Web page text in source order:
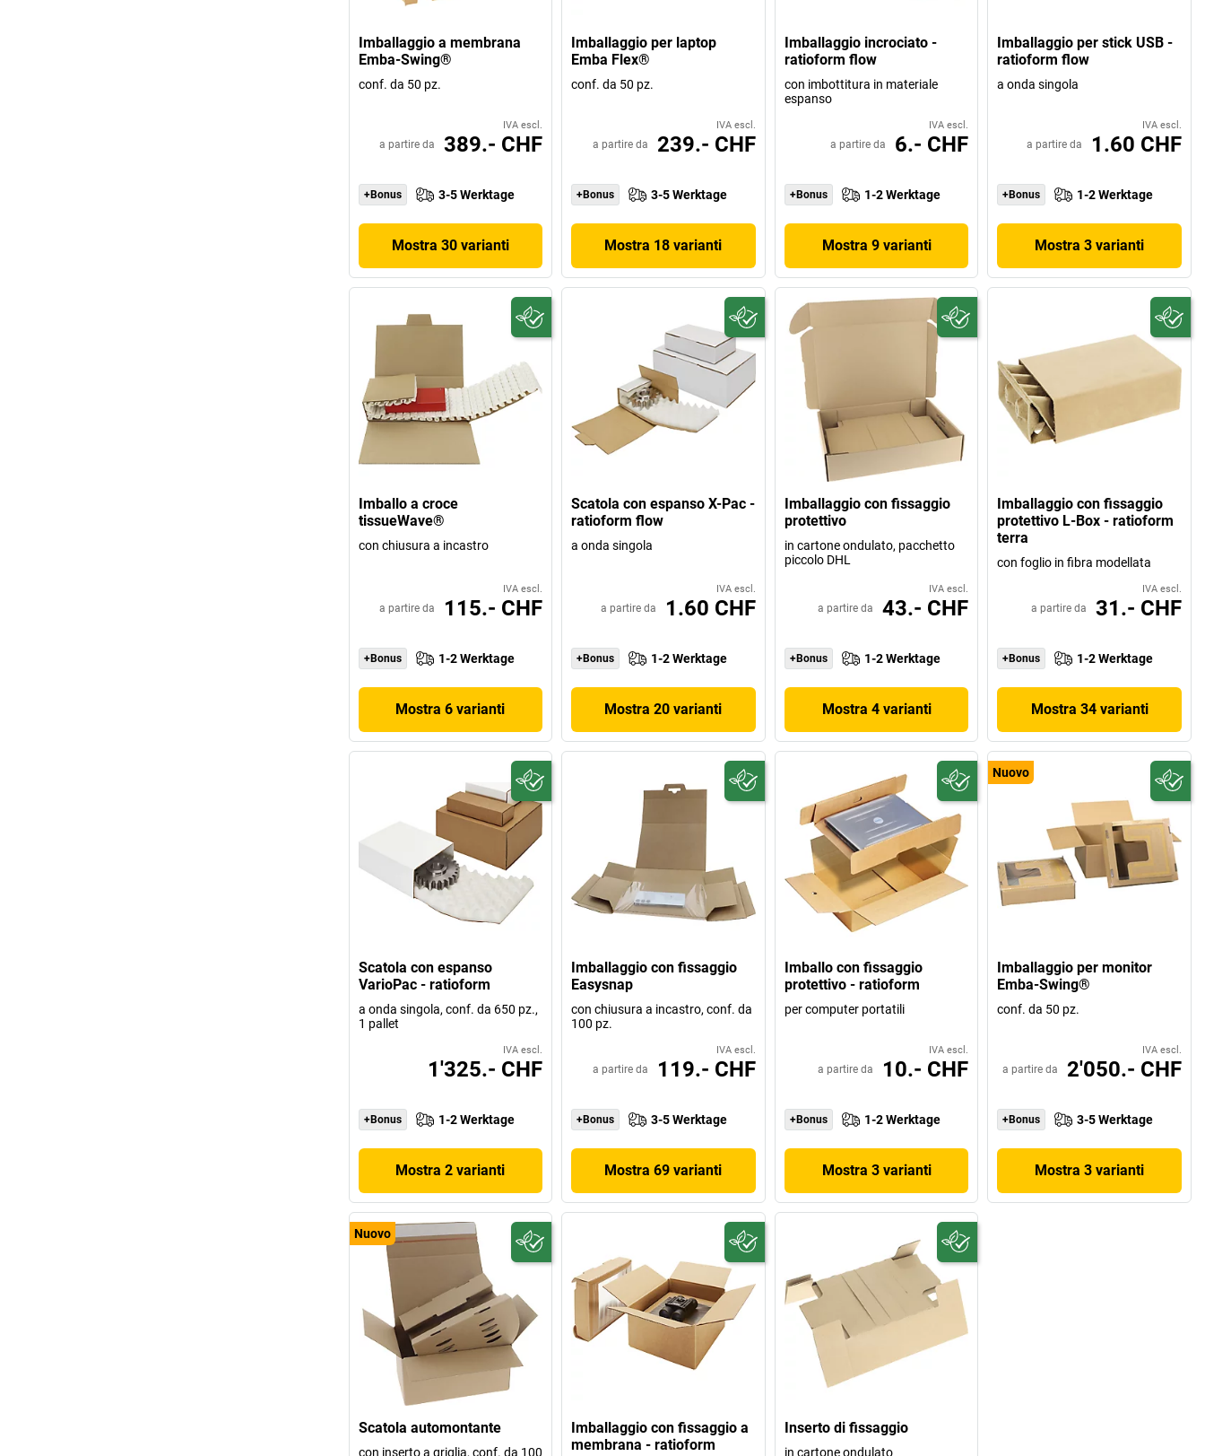
Imballaggio a membrana
Emba-Swing®
conf. da 50 pz.
IVA escl.
a partire da 389.- CHF
+Bonus 3-5 Werktage
Mostra 30 varianti
Imballaggio per laptop
Emba Flex®
conf. da 50 pz.
IVA escl.
a partire da 239.- CHF
+Bonus 3-5 Werktage
Mostra 18 varianti
Imballaggio incrociato -
ratioform flow
con imbottitura in materiale
espanso
IVA escl.
a partire da 6.- CHF
+Bonus 1-2 Werktage
Mostra 9 varianti
Imballaggio per stick USB -
ratioform flow
a onda singola
IVA escl.
a partire da 1.60 CHF
+Bonus 1-2 Werktage
Mostra 3 varianti
Imballo a croce
tissueWave®
con chiusura a incastro
IVA escl.
a partire da 115.- CHF
+Bonus 1-2 Werktage
Mostra 6 varianti
Scatola con espanso X-Pac -
ratioform flow
a onda singola
IVA escl.
a partire da 1.60 CHF
+Bonus 1-2 Werktage
Mostra 20 varianti
Imballaggio con fissaggio
protettivo
in cartone ondulato, pacchetto
piccolo DHL
IVA escl.
a partire da 43.- CHF
+Bonus 1-2 Werktage
Mostra 4 varianti
Imballaggio con fissaggio
protettivo L-Box - ratioform
terra
con foglio in fibra modellata
IVA escl.
a partire da 31.- CHF
+Bonus 1-2 Werktage
Mostra 34 varianti
Scatola con espanso
VarioPac - ratioform
a onda singola, conf. da 650 pz.,
1 pallet
IVA escl.
1'325.- CHF
+Bonus 1-2 Werktage
Mostra 2 varianti
Imballaggio con fissaggio
Easysnap
con chiusura a incastro, conf. da
100 pz.
IVA escl.
a partire da 119.- CHF
+Bonus 3-5 Werktage
Mostra 69 varianti
Imballo con fissaggio
protettivo - ratioform
per computer portatili
IVA escl.
a partire da 10.- CHF
+Bonus 1-2 Werktage
Mostra 3 varianti
Nuovo
Imballaggio per monitor
Emba-Swing®
conf. da 50 pz.
IVA escl.
a partire da 2'050.- CHF
+Bonus 3-5 Werktage
Mostra 3 varianti
Nuovo
Scatola automontante
con inserto a griglia, conf. da 100
Imballaggio con fissaggio a
membrana - ratioform
Inserto di fissaggio
in cartone ondulato